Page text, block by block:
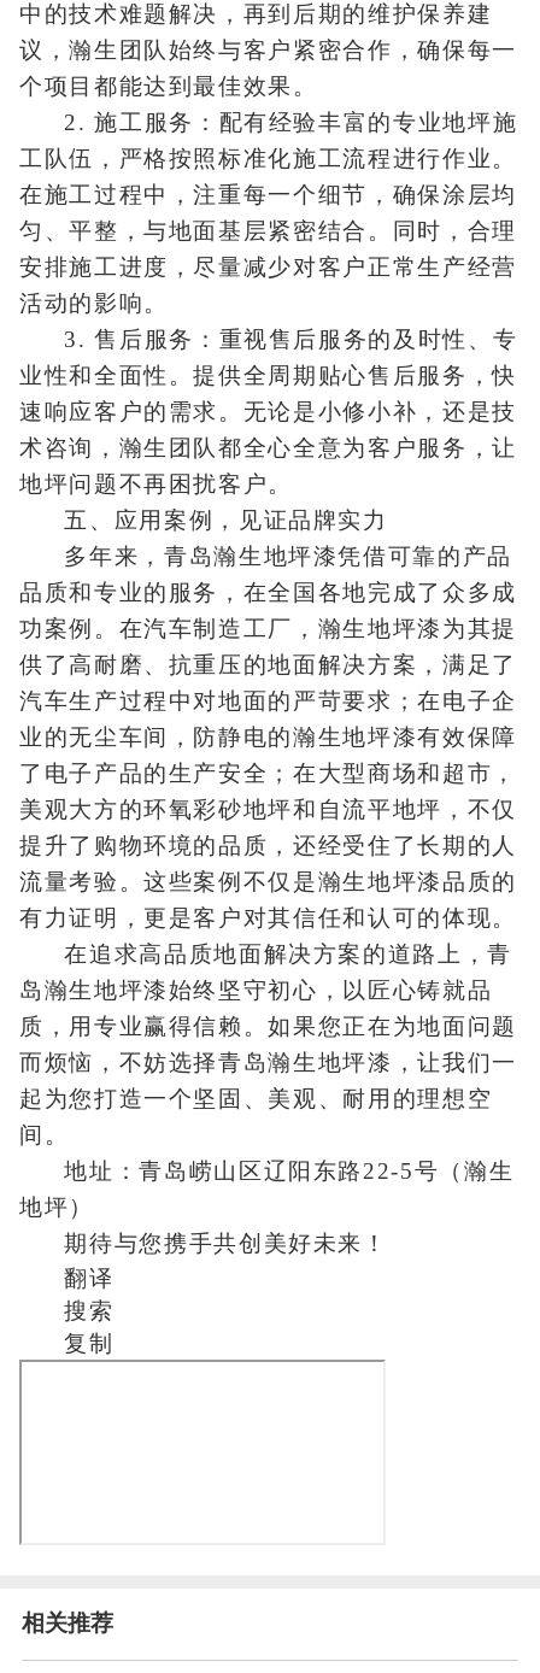
中的技术难题解决，再到后期的维护保养建
议，瀚生团队始终与客户紧密合作，确保每一
个项目都能达到最佳效果。
2. 施工服务：配有经验丰富的专业地坪施
工队伍，严格按照标准化施工流程进行作业。
在施工过程中，注重每一个细节，确保涂层均
匀、平整，与地面基层紧密结合。同时，合理
安排施工进度，尽量减少对客户正常生产经营
活动的影响。
3. 售后服务：重视售后服务的及时性、专
业性和全面性。提供全周期贴心售后服务，快
速响应客户的需求。无论是小修小补，还是技
术咨询，瀚生团队都全心全意为客户服务，让
地坪问题不再困扰客户。
五、应用案例，见证品牌实力
多年来，青岛瀚生地坪漆凭借可靠的产品
品质和专业的服务，在全国各地完成了众多成
功案例。在汽车制造工厂，瀚生地坪漆为其提
供了高耐磨、抗重压的地面解决方案，满足了
汽车生产过程中对地面的严苛要求；在电子企
业的无尘车间，防静电的瀚生地坪漆有效保障
了电子产品的生产安全；在大型商场和超市，
美观大方的环氧彩砂地坪和自流平地坪，不仅
提升了购物环境的品质，还经受住了长期的人
流量考验。这些案例不仅是瀚生地坪漆品质的
有力证明，更是客户对其信任和认可的体现。
在追求高品质地面解决方案的道路上，青
岛瀚生地坪漆始终坚守初心，以匠心铸就品
质，用专业赢得信赖。如果您正在为地面问题
而烦恼，不妨选择青岛瀚生地坪漆，让我们一
起为您打造一个坚固、美观、耐用的理想空
间。
地址：青岛崂山区辽阳东路22-5号（瀚生
地坪）
期待与您携手共创美好未来！
翻译
搜索
复制
相关推荐